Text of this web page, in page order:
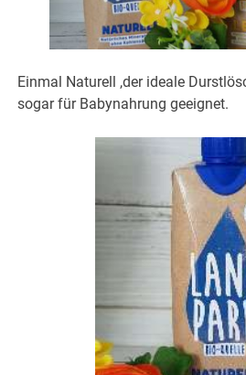
Einmal Naturell ,der ideale
sogar für Babynahrung geeignet.